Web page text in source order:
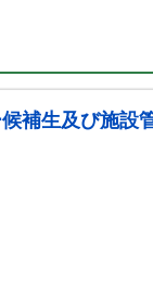
補生及び施設